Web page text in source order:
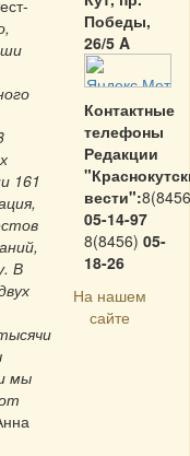
161
В
мы
Победы,
26/5 A
Контактные
телефоны
Редакции
вести":
05-14-97
8(8456) 05-
18-26
На нашем
сайте